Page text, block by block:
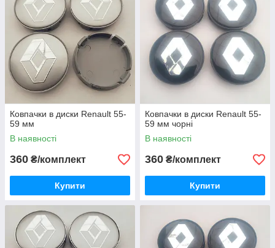
Ковпачки в диски Renault 55-
59 мм
В наявності
360 ₴/комплект
Купити
Ковпачки в диски Renault 55-
59 мм чорні
В наявності
360 ₴/комплект
Купити